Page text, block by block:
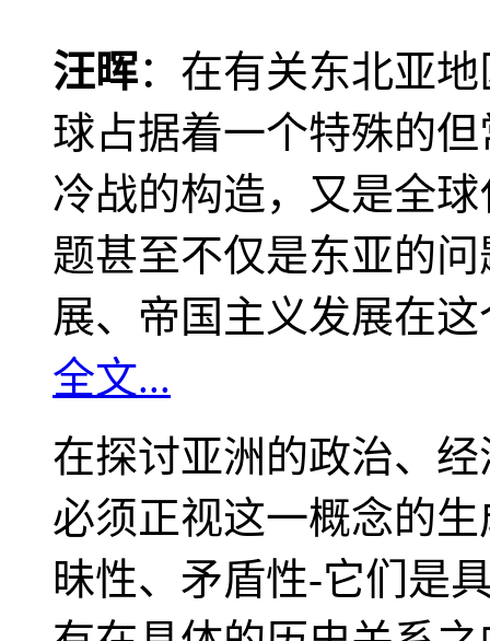
汪晖：在有关东北亚
球占据着一个特殊的
冷战的构造，又是全
题甚至不仅是东亚的
展、帝国主义发展在
全文...
在探讨亚洲的政治、
必须正视这一概念的
昧性、矛盾性-它们是